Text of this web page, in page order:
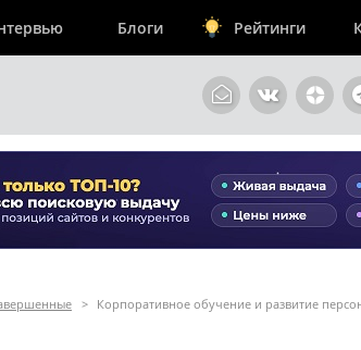
Блоги Рейтинги
> Корпоративное обучение и развитие